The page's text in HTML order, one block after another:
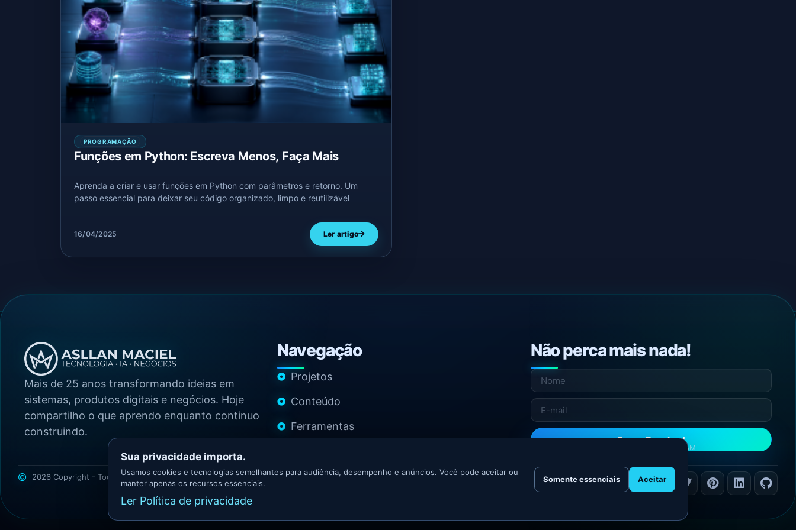
PROGRAMAÇÃO
Funções em Python: Escreva Menos, Faça Mais
Aprenda a criar e usar funções em Python com parâmetros e retorno. Um
passo essencial para deixar seu código organizado, limpo e reutilizável
16/04/2025 Ler artigo
Mais de 25 anos transformando ideias em
sistemas, produtos digitais e negócios. Hoje
compartilho o que aprendo enquanto continuo
construindo.
Navegação
Projetos
Conteúdo
Ferramentas
Não perca mais nada!
Quero Receber!
NÃO ENVIAMOS SPAM
2026 Copyright - Todos os direitos reservadosAsllan Maciel - Growth Marketer
Sua privacidade importa.
Usamos cookies e tecnologias semelhantes para audiência, desempenho e anúncios. Você pode aceitar ou
manter apenas os recursos essenciais.
Ler Política de privacidade
Somente essenciais Aceitar